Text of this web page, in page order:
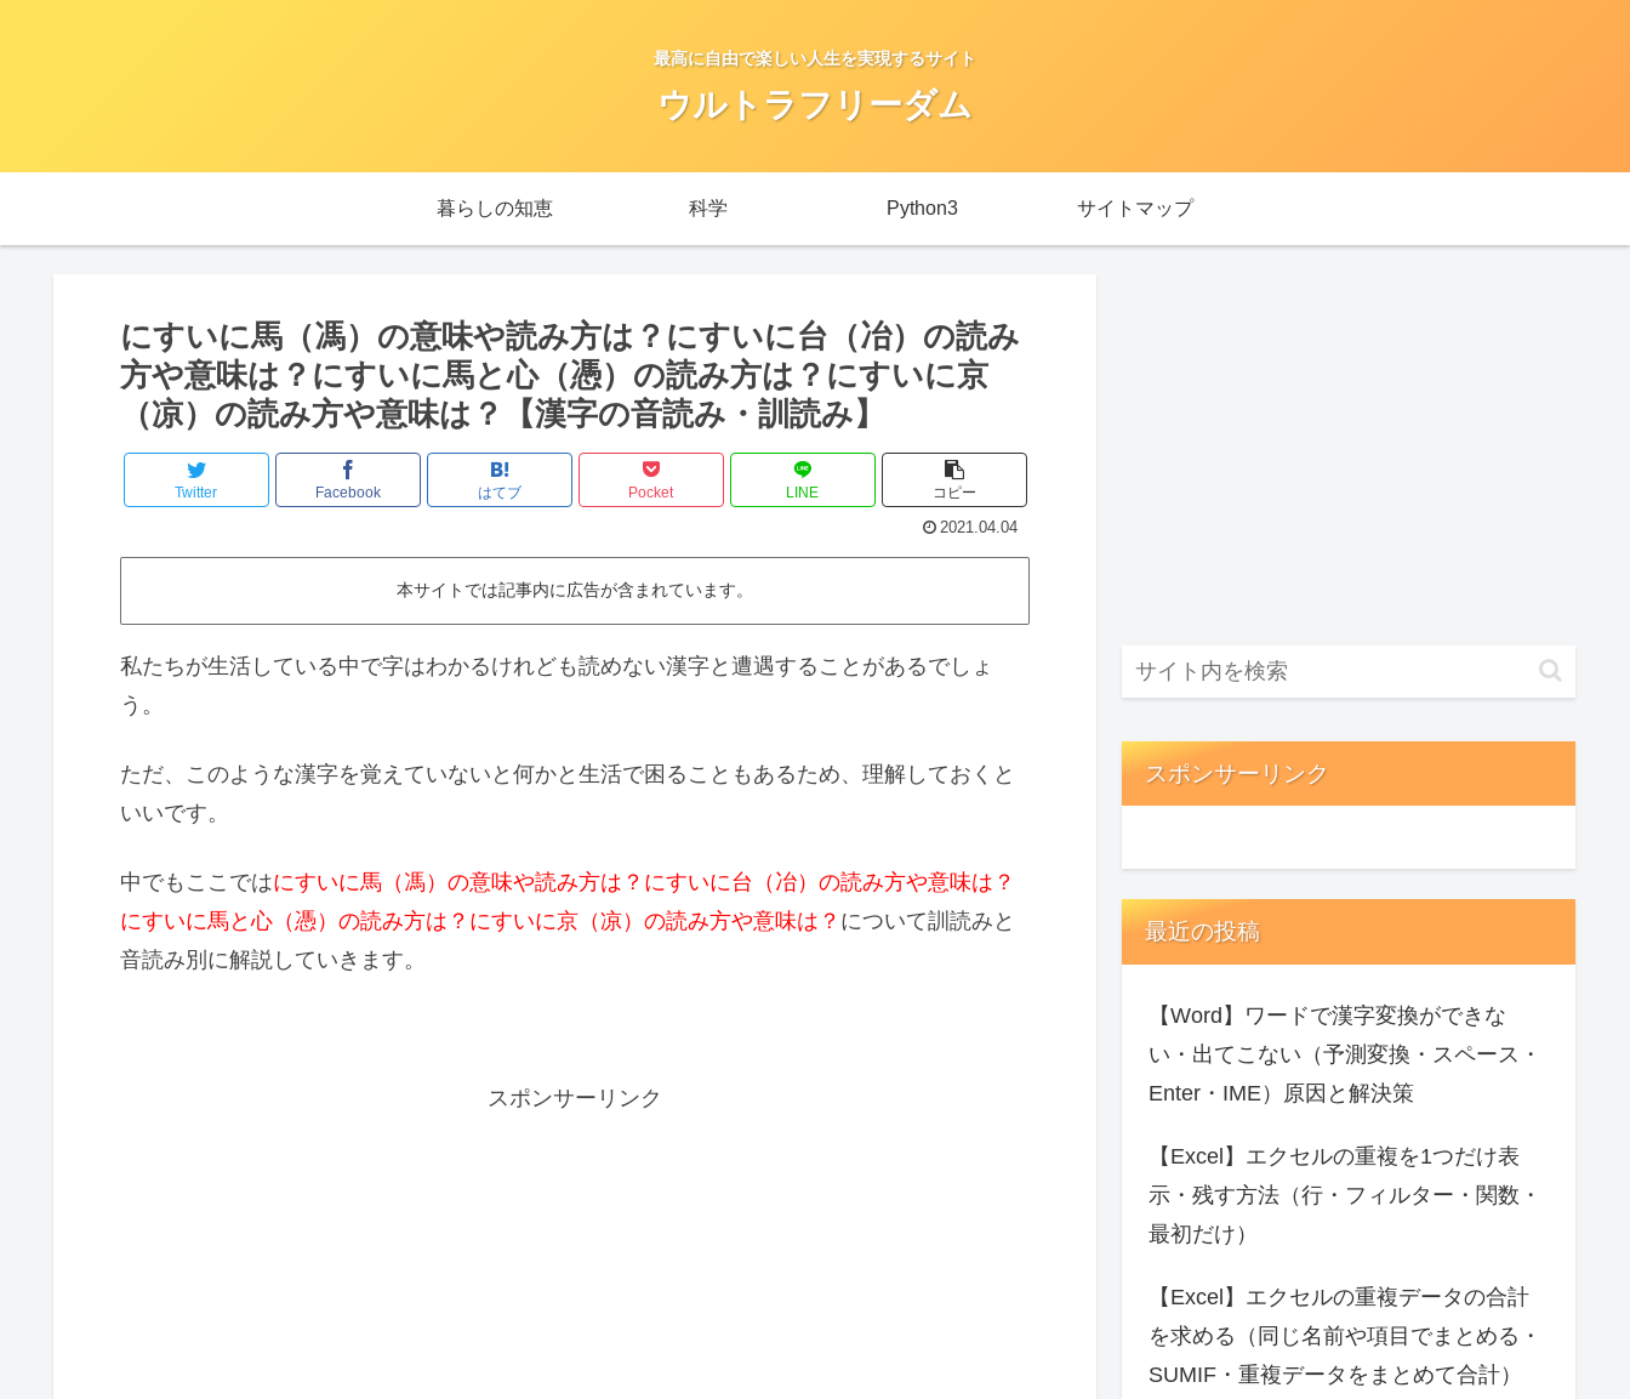
最高に自由で楽しい人生を実現するサイト
ウルトラフリーダム
暮らしの知恵 科学 Python3 サイトマップ
にすいに馬（馮）の意味や読み方は？にすいに台（冶）の読み
方や意味は？にすいに馬と心（憑）の読み方は？にすいに京
（凉）の読み方や意味は？【漢字の音読み・訓読み】
Twitter Facebook はてブ Pocket LINE コピー
2021.04.04
本サイトでは記事内に広告が含まれています。
私たちが生活している中で字はわかるけれども読めない漢字と遭遇することがあるでしょ
う。
ただ、このような漢字を覚えていないと何かと生活で困ることもあるため、理解しておくと
いいです。
中でもここではにすいに馬（馮）の意味や読み方は？にすいに台（冶）の読み方や意味は？
にすいに馬と心（憑）の読み方は？にすいに京（凉）の読み方や意味は？ について訓読みと
音読み別に解説していきます。
スポンサーリンク
スポンサーリンク
最近の投稿
【Word】ワードで漢字変換ができな
い・出てこない（予測変換・スペース・
Enter・IME）原因と解決策
【Excel】エクセルの重複を1つだけ表
示・残す方法（行・フィルター・関数・
最初だけ）
【Excel】エクセルの重複データの合計
を求める（同じ名前や項目でまとめる・
SUMIF・重複データをまとめて合計）